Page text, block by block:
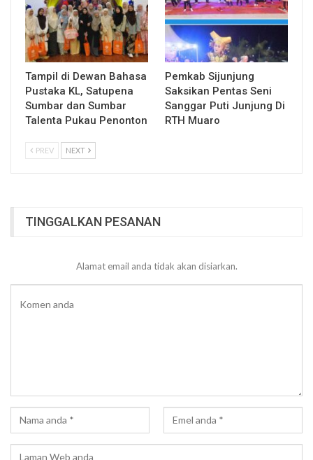
Tampil di Dewan Bahasa
Pustaka KL, Satupena
Sumbar dan Sumbar
Talenta Pukau Penonton
Pemkab Sijunjung
Saksikan Pentas Seni
Sanggar Puti Junjung Di
RTH Muaro
PREV NEXT
TINGGALKAN PESANAN
Alamat email anda tidak akan disiarkan.